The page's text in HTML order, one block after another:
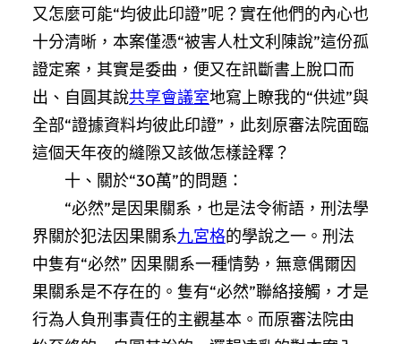
又怎麼可能“均彼此印證”呢？實在他們的內心也
十分清晰，本案僅憑“被害人杜文利陳說”這份孤
證定案，其實是委曲，便又在訊斷書上脫口而
出、自圓其說共享會議室地寫上瞭我的“供述”與
全部“證據資料均彼此印證”，此刻原審法院面臨
這個天年夜的縫隙又該做怎樣詮釋？
十、關於“30萬”的問題：
“必然”是因果關系，也是法令術語，刑法學
界關於犯法因果關系九宮格的學說之一。刑法
中隻有“必然” 因果關系一種情勢，無意偶爾因
果關系是不存在的。隻有“必然”聯絡接觸，才是
行為人負刑事責任的主觀基本。而原審法院由